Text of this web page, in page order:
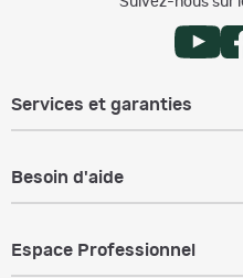
Services et garanties
Besoin d'aide
Espace Professionnel